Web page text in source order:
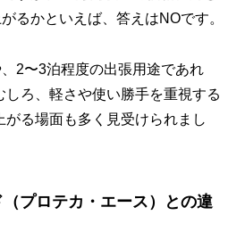
るかといえば、答えはNOです。
2〜3泊程度の出張用途であれ
しろ、軽さや使い勝手を重視する
がる場面も多く見受けられまし
プロテカ・エース）との違